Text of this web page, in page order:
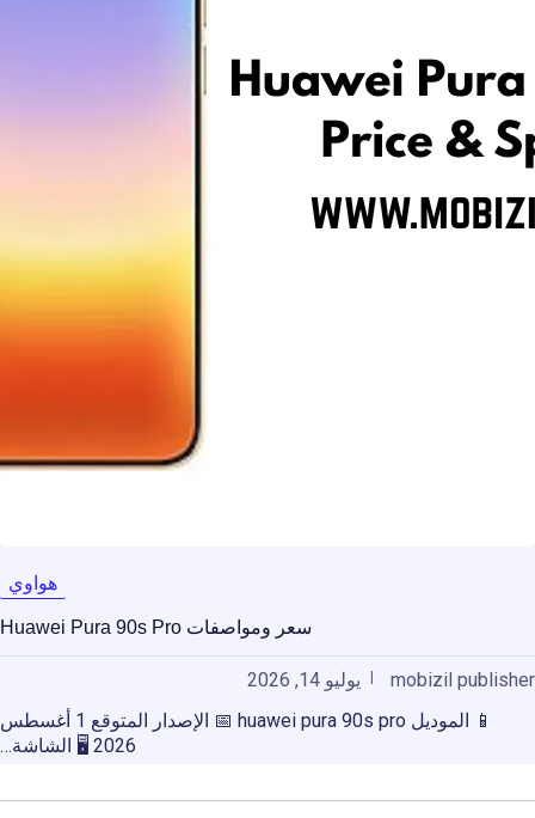
هواوي
سعر ومواصفات Huawei Pura 90s Pro
mobizil publisher
يوليو 14, 2026
📱 الموديل huawei pura 90s pro 📅 الإصدار المتوقع 1 أغسطس
2026 🖥️ الشاشة…